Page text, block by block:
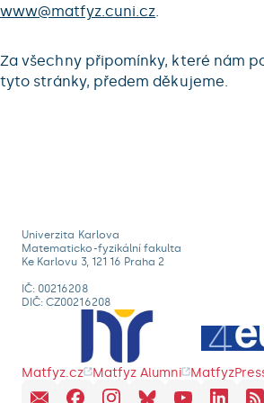
www@matfyz.cuni.cz.
Za všechny připomínky, které nám
tyto stránky, předem děkujeme.
Univerzita Karlova
Matematicko-fyzikální fakulta
Ke Karlovu 3, 121 16 Praha 2
IČ: 00216208
DIČ: CZ00216208
Matfyz.cz Matfyz Alumni